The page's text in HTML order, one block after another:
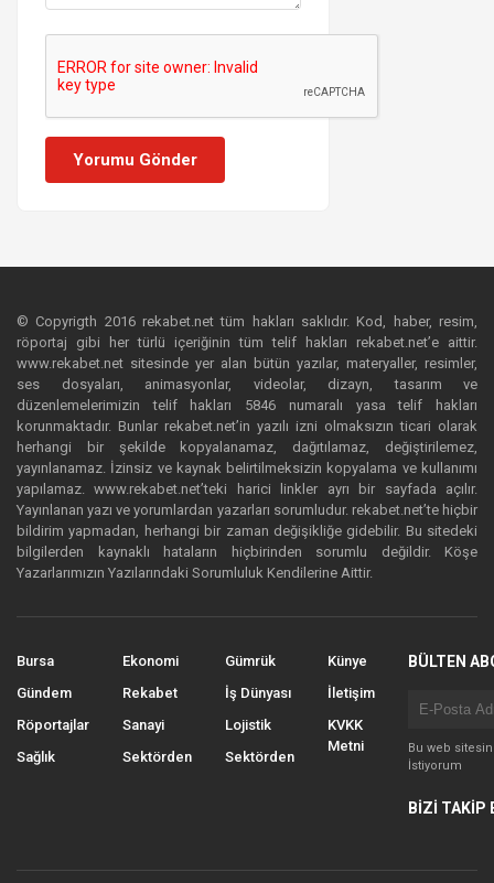
Yorumu Gönder
© Copyrigth 2016 rekabet.net tüm hakları saklıdır. Kod, haber, resim,
röportaj gibi her türlü içeriğinin tüm telif hakları rekabet.net’e aittir.
www.rekabet.net sitesinde yer alan bütün yazılar, materyaller, resimler,
ses dosyaları, animasyonlar, videolar, dizayn, tasarım ve
düzenlemelerimizin telif hakları 5846 numaralı yasa telif hakları
korunmaktadır. Bunlar rekabet.net’in yazılı izni olmaksızın ticari olarak
herhangi bir şekilde kopyalanamaz, dağıtılamaz, değiştirilemez,
yayınlanamaz. İzinsiz ve kaynak belirtilmeksizin kopyalama ve kullanımı
yapılamaz. www.rekabet.net’teki harici linkler ayrı bir sayfada açılır.
Yayınlanan yazı ve yorumlardan yazarları sorumludur. rekabet.net’te hiçbir
bildirim yapmadan, herhangi bir zaman değişikliğe gidebilir. Bu sitedeki
bilgilerden kaynaklı hataların hiçbirinden sorumlu değildir. Köşe
Yazarlarımızın Yazılarındaki Sorumluluk Kendilerine Aittir.
Bursa
Gündem
Röportajlar
Sağlık
Ekonomi
Rekabet
Sanayi
Sektörden
Gümrük
İş Dünyası
Lojistik
Sektörden
Künye
İletişim
KVKK
Metni
BÜLTEN
Bu web
İstiyorum
BİZİ TAKİP